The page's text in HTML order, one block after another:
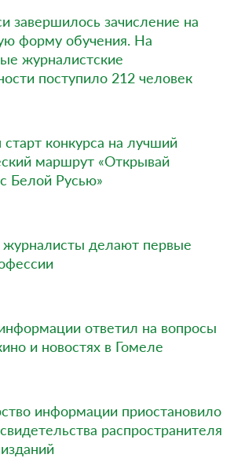
завершилось зачисление на
форму обучения. На
журналистские
поступило 212 человек
конкурса на лучший
маршрут «Открывай
Белой Русью»
делают первые
ответил на вопросы
и новостях в Гомеле
информации приостановило
распространителя